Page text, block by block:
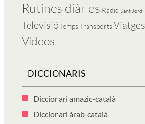
Rutines diàries Ràdio Sant Jordi
Televisió TempsTransportsViatges
Vídeos
DICCIONARIS
Diccionari amazic-català
Diccionari àrab-català